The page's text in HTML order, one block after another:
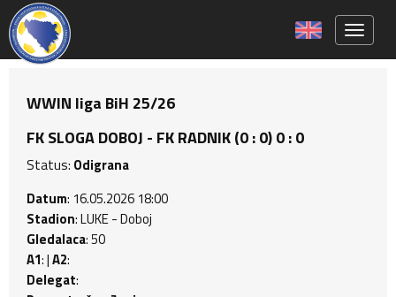
WWIN liga BiH 25/26
FK SLOGA DOBOJ - FK RADNIK (0 : 0) 0 : 0
Status: Odigrana
Datum: 16.05.2026 18:00
Stadion: LUKE - Doboj
Gledalaca: 50
A1: |A2:
Delegat: